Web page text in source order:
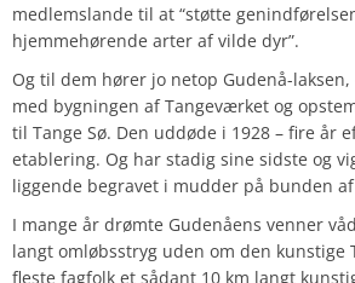
medlemslande til at “støtte
hjemmehørende arter af vilde dyr”.
Og til dem hører jo netop Gudenå-
med bygningen af Tangeværket og
til Tange Sø. Den uddøde i 1928 – fire år
etablering. Og har stadig sine sidste og
liggende begravet i mudder på bunden af
I mange år drømte Gudenåens venner
langt omløbsstryg uden om den kunstige
fleste fagfolk et sådant 10 km langt